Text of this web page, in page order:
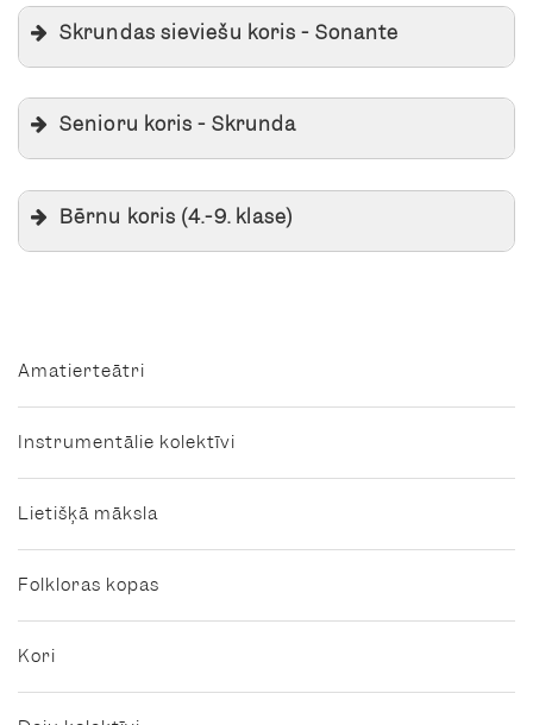
Skrundas sieviešu koris - Sonante
Senioru koris - Skrunda
Bērnu koris (4.-9. klase)
Amatierteātri
Instrumentālie kolektīvi
Lietišķā māksla
Folkloras kopas
Kori